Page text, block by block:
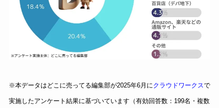
※本データはどこに売ってる編集部が2025年6月にクラウドワークスで
実施したアンケート結果に基づいています（有効回答数：199名・複数